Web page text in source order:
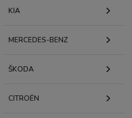
KIA
MERCEDES-BENZ
KODA
CITROËN